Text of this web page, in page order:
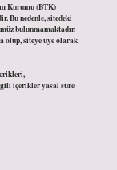
Kurumu (BTK)
Bu nedenle, sitedeki
bulunmamaktadır.
olup, siteye üye olarak
içerikler yasal süre